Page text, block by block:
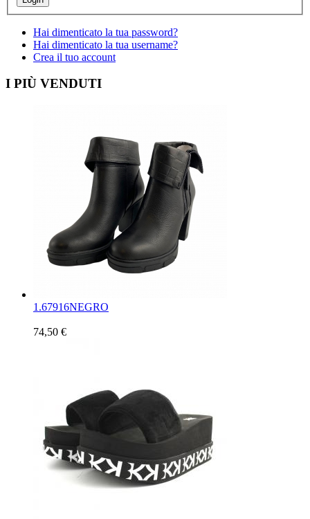
Hai dimenticato la tua password?
Hai dimenticato la tua username?
Crea il tuo account
I PIÙ VENDUTI
1.67916NEGRO
74,50 €